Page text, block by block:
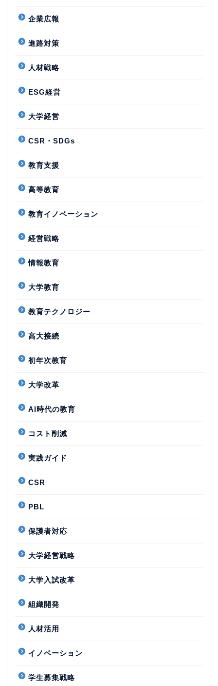
企業広報
進路対策
人材戦略
ESG経営
大学経営
CSR・SDGs
教育支援
高等教育
教育イノベーション
経営戦略
情報教育
大学教育
教育テクノロジー
高大接続
初年次教育
大学改革
AI時代の教育
コスト削減
実践ガイド
CSR
PBL
保護者対応
大学経営戦略
大学入試改革
組織開発
人材活用
イノベーション
学生募集戦略